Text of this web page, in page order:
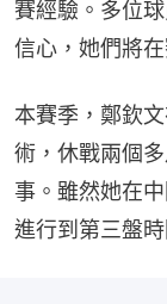
賽經驗。多位
信心，她們將
本賽季，鄭欽
術，休戰兩個
事。雖然她在
進行到第三盤時